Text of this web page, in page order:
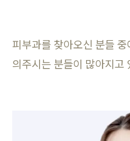
피부과를 찾아오신 분들
의주시는 분들이 많아지고